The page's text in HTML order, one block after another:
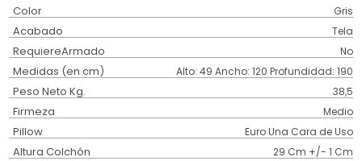
Color Gris
Acabado Tela
RequiereArmado No
Medidas (en cm) Alto: 49 Ancho: 120 Profundidad: 190
Peso Neto Kg. 38,5
Firmeza Medio
Pillow Euro Una Cara de Uso
Altura Colchón 29 Cm +/- 1 Cm